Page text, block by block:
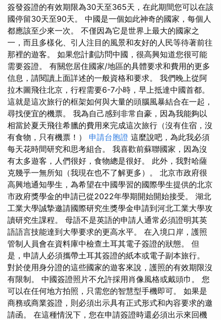
簽發簽證的有效期限為30天至365天，在此期間您可以在該
國停留30天至90天。 中國是一個如此神奇的國家，每個人
都應該至少來一次。 不僅因為它是世界上最大的國家之
一，而且多樣化、引人注目的風景和友好的人民等待著前往
那裡的遊客。 如果您計劃訪問中國，很高興知道您很可能
需要簽證。 有關您居住國家/地區的具體要求和費用的更多
信息，請閱讀上面詳述的一般資格和要求。 我們晚上從阿
拉木圖飛往北京，行程需要6-7小時，早上抵達中國首都。
這就是這次旅行的框架如何與大量的頭腦風暴結合在一起，
尋找便宜的機票。 我為自己感到非常自豪，因為我能夠以
相當於夏天飛往希臘的費用來完成這次旅行（沒有住宿，沒
有食物，只有機票！） 申請台胞證 這麼說吧，為此我必須
每天花時間研究和思考組合。 我喜歡前蘇聯國家，因為沒
有太多遊客，人們很好，食物總是很好。 此外，我對哈薩
克幾乎一無所知（我現在也不了解更多）。 北京市政府很
高興地通知學生，為希望在中國學習的國際學生提供的北京
市政府獎學金的申請已從2022年學期開始開始接受。 湖北
工業大學誠摯邀請國際研究生獎學金申請到河北工業大學攻
讀研究生課程。 母語不是英語的申請人通常必須證明其英
語語言技能達到大學要求的更高水平。 在入境口岸，護照
管制人員會在資料庫中檢查土耳其電子簽證的狀態。 但
是，申請人必須攜帶土耳其簽證的紙本或電子副本旅行。
對於使用身分證的這些國家的遊客來說，護照的有效期限沒
有限制。 中國簽證照片不允許採用肖像風格或戴頭巾。 您
可以在任何地方拍照，只需您的智慧型手機即可。 如果是
商務或商業簽證，則必須出示具有正式形式和內容要求的邀
請函。 在這種情況下，您在申請簽證時還必須出示來回機